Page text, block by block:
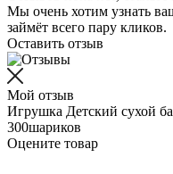
Мы очень хотим узнать
займёт всего пару кликов.
Оставить отзыв
Мой отзыв
Игрушка Детский сухой
300шариков
Оцените товар